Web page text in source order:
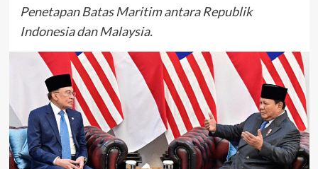
Penetapan Batas Maritim antara Republik
Indonesia dan Malaysia.